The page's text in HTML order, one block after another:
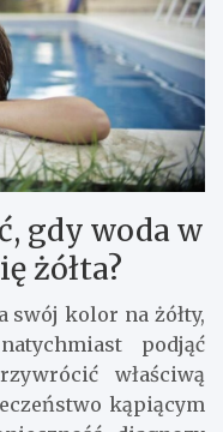
gdy woda w
żółta?
swój kolor na żółty,
podjąć
właściwą
kąpiącym